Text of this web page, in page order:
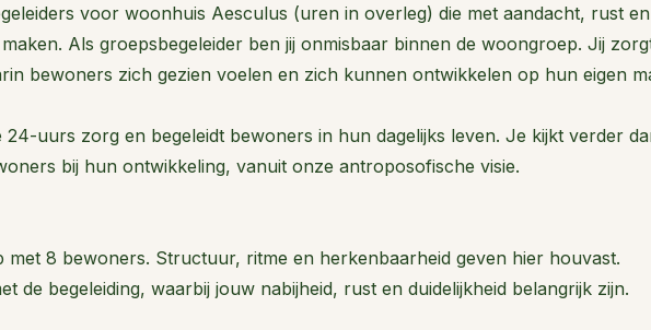
voor woonhuis Aesculus (uren in overleg) die met aandacht, rust en
Als groepsbegeleider ben jij onmisbaar binnen de woongroep. Jij
bewoners zich gezien voelen en zich kunnen ontwikkelen op hun eigen
uurs zorg en begeleidt bewoners in hun dagelijks leven. Je kijkt verder
bij hun ontwikkeling, vanuit onze antroposofische visie.
met 8 bewoners. Structuur, ritme en herkenbaarheid geven hier houvast.
de begeleiding, waarbij jouw nabijheid, rust en duidelijkheid belangrijk zijn.